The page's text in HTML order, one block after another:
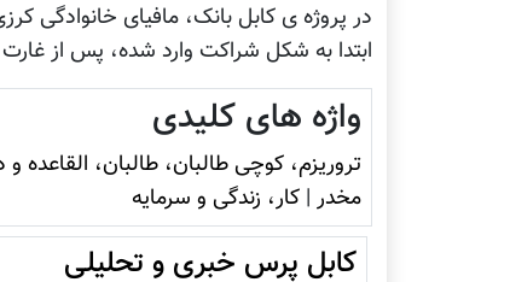
در پروژه ی کابل بانک، مافیای خانوادگی
ابتدا به شکل شراکت وارد شده، پس از
واژه های کلیدی
تروريزم، کوچی طالبان، طالبان، القاعده
مخدر | کار، زندگی و سرمایه
کابل پرس خبری و تحلیلی